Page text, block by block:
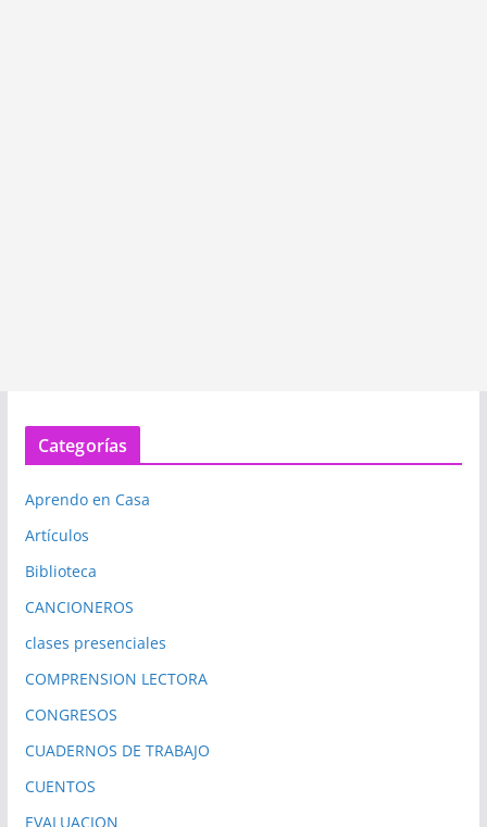
Categorías
Aprendo en Casa
Artículos
Biblioteca
CANCIONEROS
clases presenciales
COMPRENSION LECTORA
CONGRESOS
CUADERNOS DE TRABAJO
CUENTOS
EVALUACION